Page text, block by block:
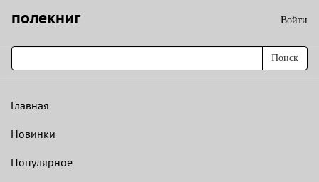
полекниг Войти
Поиск
Главная
Новинки
Популярное